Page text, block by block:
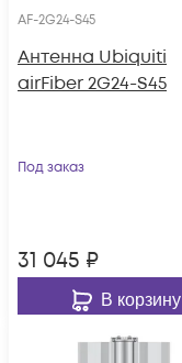
AF-2G24-S45
Антенна Ubiquiti
airFiber 2G24-S45
Под заказ
31 045 ₽
В корзину